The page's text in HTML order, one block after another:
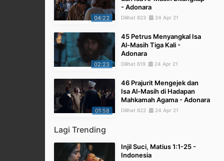
04:22
- Adonara
Dilihat 623 24 Apr 21
02:23
45 Petrus Menyangkal Isa
Al-Masih Tiga Kali -
Adonara
Dilihat 619 24 Apr 21
01:58
46 Prajurit Mengejek dan
Isa Al-Masih di Hadapan
Mahkamah Agama - Adonara
Dilihat 622 24 Apr 21
Lagi Trending
Injil Suci, Matius 1:1-25 -
Indonesia